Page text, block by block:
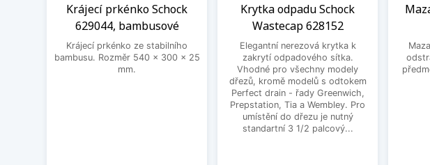
Krájecí prkénko Schock
629044, bambusové
Krájecí prkénko ze stabilního
bambusu. Rozměr 540 x 300 x 25
mm.
Krytka odpadu Schock
Wastecap 628152
Elegantní nerezová krytka k
zakrytí odpadového sítka.
Vhodné pro všechny modely
dřezů, kromě modelů s odtokem
Perfect drain - řady Greenwich,
Prepstation, Tia a Wembley. Pro
umístění do dřezu je nutný
standartní 3 1/2 palcový...